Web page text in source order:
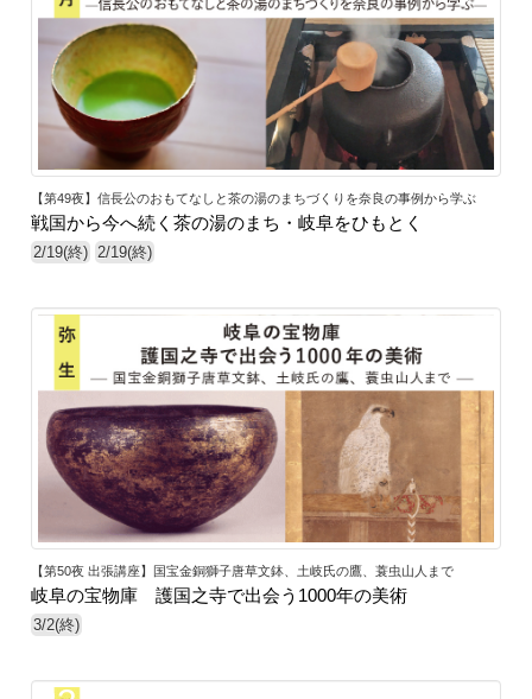
【第49夜】信長公のおもてなしと茶の湯のまちづくりを奈良の事例から学ぶ
戦国から今へ続く茶の湯のまち・岐阜をひもとく
2/19(終) 2/19(終)
【第50夜 出張講座】国宝金銅獅子唐草文鉢、土岐氏の鷹、蓑虫山人まで
岐阜の宝物庫 護国之寺で出会う1000年の美術
3/2(終)